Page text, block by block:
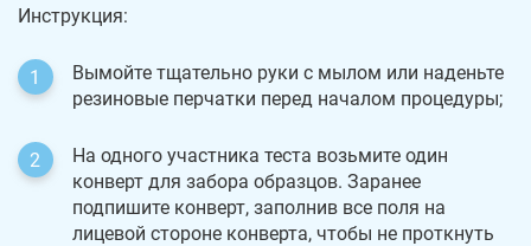
Инструкция:
Вымойте тщательно руки с мылом или наденьте
резиновые перчатки перед началом процедуры;
На одного участника теста возьмите один
конверт для забора образцов. Заранее
подпишите конверт, заполнив все поля на
лицевой стороне конверта, чтобы не проткнуть